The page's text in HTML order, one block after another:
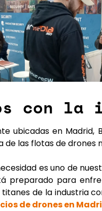
con
ubicadas en
las flotas de drones
es uno de
preparado para
de la industria
de drones en